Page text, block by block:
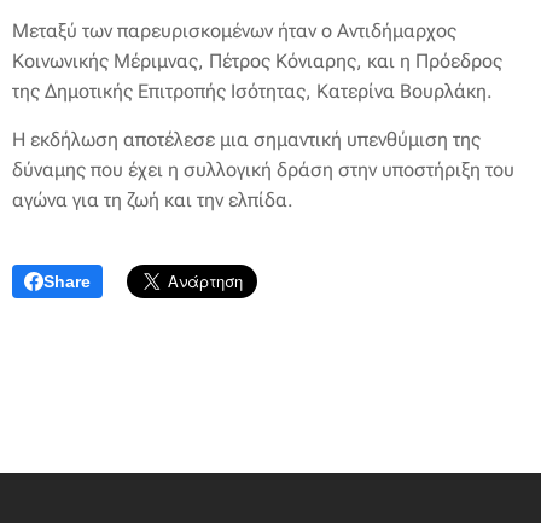
Μεταξύ των παρευρισκομένων ήταν ο Αντιδήμαρχος
Κοινωνικής Μέριμνας, Πέτρος Κόνιαρης, και η Πρόεδρος
της Δημοτικής Επιτροπής Ισότητας, Κατερίνα Βουρλάκη.
Η εκδήλωση αποτέλεσε μια σημαντική υπενθύμιση της
δύναμης που έχει η συλλογική δράση στην υποστήριξη του
αγώνα για τη ζωή και την ελπίδα.
Share